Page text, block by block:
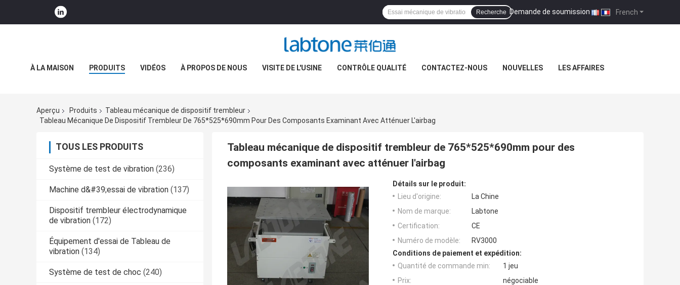
French
Demande de soumission |
Recherche
À LA MAISON PRODUITS VIDÉOS À PROPOS DE NOUS VISITE DE L'USINE CONTRÔLE QUALITÉ CONTACTEZ-NOUS NOUVELLES LES AFFAIRES
Aperçu Produits
Tableau mécanique de dispositif trembleur
Tableau Mécanique De Dispositif Trembleur De 765*525*690mm Pour Des Composants Examinant Avec Atténuer L'airbag
TOUS LES PRODUITS
Système de test de vibration (236)
Machine d&#39;essai de vibration (137)
Dispositif trembleur électrodynamique
de vibration (172)
Équipement d'essai de Tableau de
vibration (134)
Système de test de choc (240)
Tableau mécanique de dispositif trembleur de 765*525*690mm pour des
composants examinant avec atténuer l'airbag
Détails sur le produit:
Lieu d'origine:
La Chine
Nom de marque:
Labtone
Certification:
CE
Numéro de modèle:
RV3000
Conditions de paiement et expédition:
Quantité de commande min:
1 jeu
Prix:
négociable